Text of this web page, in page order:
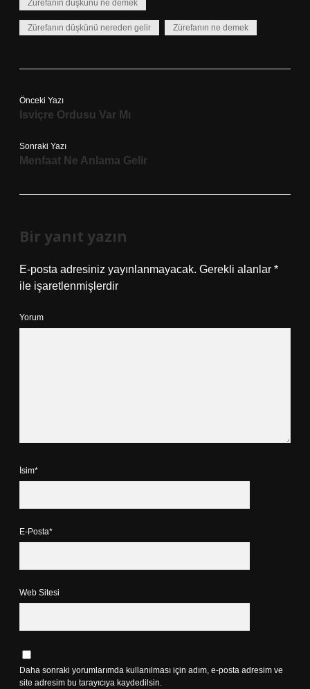
Zürefanın düşkünü ne demek
Zürefanın düşkünü nereden gelir Zürefanın ne demek
Önceki Yazı
Isviçre Ordusu Var Mı
Sonraki Yazı
Menfaat Ne Anlama Gelir
Bir yanıt yazın
E-posta adresiniz yayınlanmayacak. Gerekli alanlar *
ile işaretlenmişlerdir
Yorum
İsim*
E-Posta*
Web Sitesi
Daha sonraki yorumlarımda kullanılması için adım, e-posta adresim ve
site adresim bu tarayıcıya kaydedilsin.